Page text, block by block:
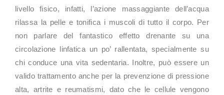
livello fisico, infatti, l’azione massaggiante dell’acqua
rilassa la pelle e tonifica i muscoli di tutto il corpo. Per
non parlare del fantastico effetto drenante su una
circolazione linfatica un po’ rallentata, specialmente su
chi conduce una vita sedentaria. Inoltre, può essere un
valido trattamento anche per la prevenzione di pressione
alta, artrite e reumatismi, dato che le cellule vengono